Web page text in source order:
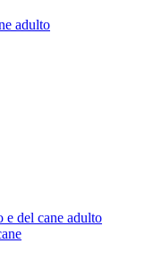
adulto
e del cane adulto